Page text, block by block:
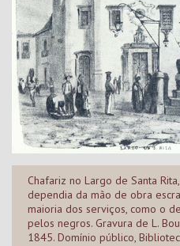
Chafariz no Largo de Santa
dependia da mão de obra
maioria dos serviços, como o
pelos negros. Gravura de L.
1845. Domínio público,